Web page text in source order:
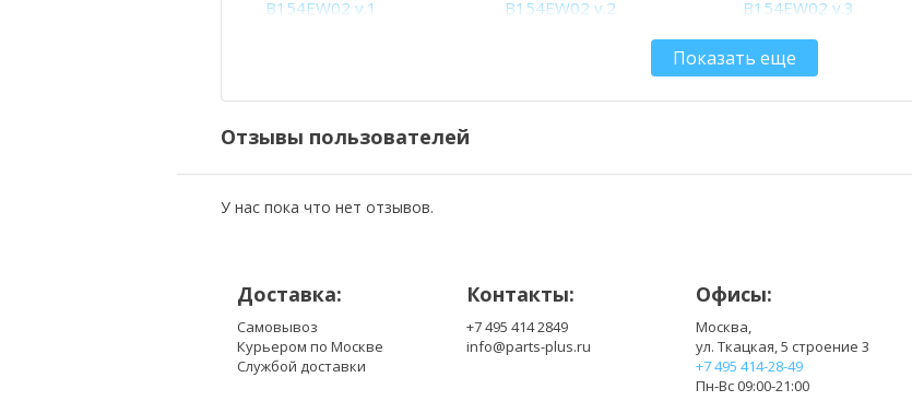
B154EW02 v.1
B154EW02 v.2
B154EW02 v.3
B154EW02 v.6
B154EW04 v.1
B154EW04 v.B
B154EW08 v.1
B154EW08 v.2
CLAA154WA01
CLAA154WA01-A
CLAA154WA02-B
CLAA154WA03-AG
CLAA154WA03-AR
CLAA154WA03A
CLAA154WA04
CLAA154WA04-N
CLAA154WA05
CLAA154WA05-A
CLAA154WA05-AN
CLAA154WA05-N
CLAA154WA05-V1
Показать еще
Отзывы пользователей
У нас пока что нет отзывов.
Доставка:
Самовывоз
Курьером по Москве
Службой доставки
Контакты:
+7 495 414 2849
info@parts-plus.ru
Офисы:
Москва,
ул. Ткацкая, 5 строение 3
+7 495 414-28-49
Пн-Вс 09:00-21:00